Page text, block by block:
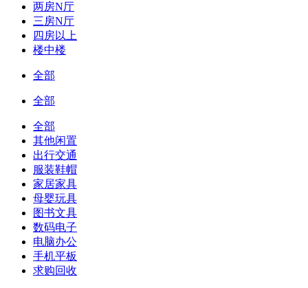
两房N厅
三房N厅
四房以上
楼中楼
全部
全部
全部
其他闲置
出行交通
服装鞋帽
家居家具
母婴玩具
图书文具
数码电子
电脑办公
手机平板
求购回收